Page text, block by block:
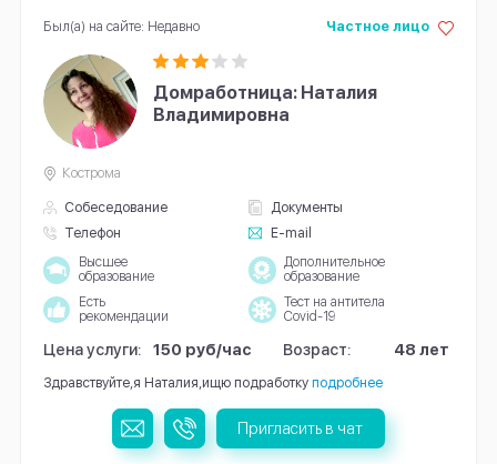
Домработница: Наталия
Владимировна
Собеседование
Документы
Телефон
E-mail
Частное лицо
Кострома
Высшее
образование
Дополнительное
образование
Есть
рекомендации
Тест на антитела
Covid-19
Цена услуги: 150 руб/час Возраст: 48 лет
Здравствуйте,я Наталия,ищю подработку подробнее
Был(а) на сайте: Недавно
Пригласить в чат